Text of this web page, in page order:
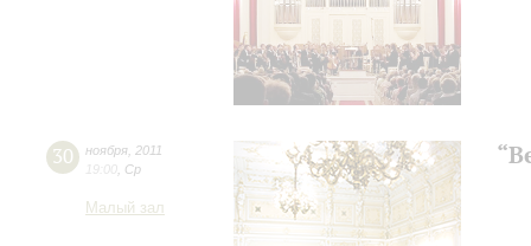
30 ноября 2011
19:00
Ср
Малый зал